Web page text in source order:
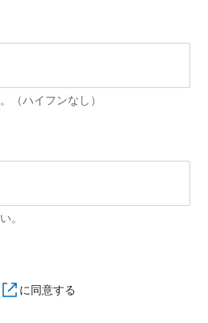
（ハイフンなし）
。
に同意する